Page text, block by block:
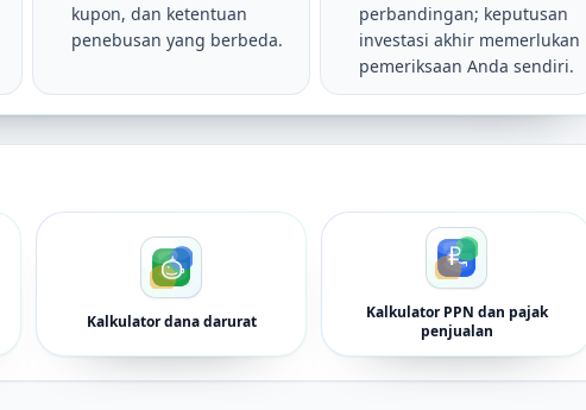
kupon, dan ketentuan
penebusan yang berbeda.
perbandingan; keputusan
investasi akhir memerlukan
pemeriksaan Anda sendiri.
Kalkulator dana darurat
Kalkulator PPN dan pajak
penjualan